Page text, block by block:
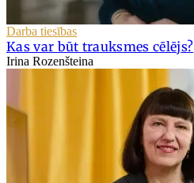
Darba tiesības
Kas var būt trauksmes cēlējs?
Irina Rozenšteina